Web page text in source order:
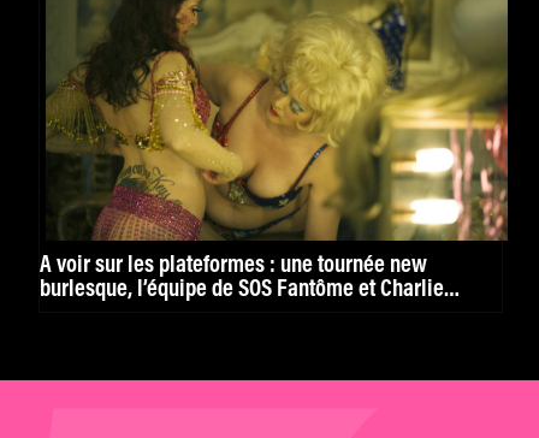
À voir sur les plateformes : une tournée new
burlesque, l’équipe de SOS Fantôme et Charlie